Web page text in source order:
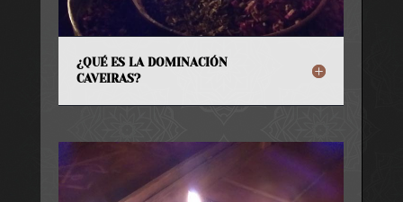
¿QUÉ ES LA DOMINACIÓN
CAVEIRAS?